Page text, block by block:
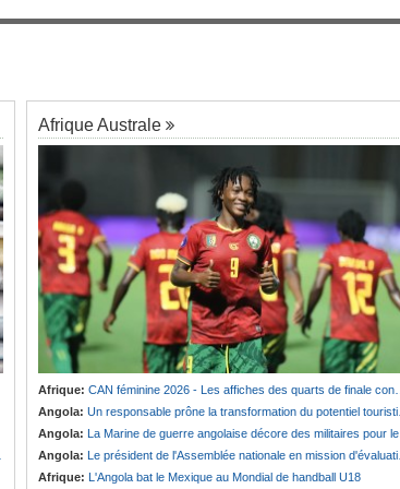
Afrique Australe
Afrique: CAN féminine 2026 - Les affiches des quarts de finale connues
Angola: Un responsable prône la transformation du potentiel touristique en opportunités d'investissement
Angola: La Marine de guerre angolaise décore des militaires pour les services rendus à la Patrie
Angola: Le président de l'Assemblée nationale en mission d'évaluation de l'activité parlementaire de Lunda-Sul
Afrique: L'Angola bat le Mexique au Mondial de handball U18